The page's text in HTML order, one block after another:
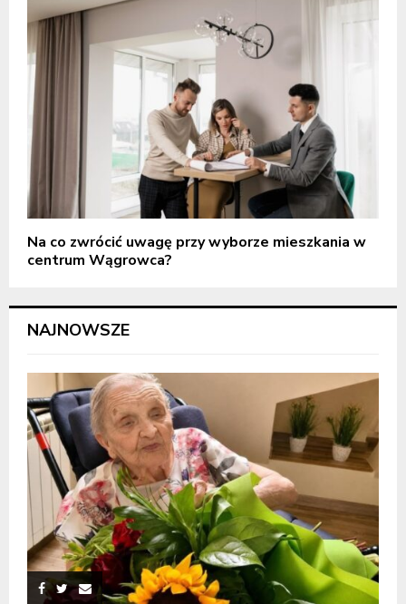
Na co zwrócić uwagę przy wyborze mieszkania w
centrum Wągrowca?
NAJNOWSZE